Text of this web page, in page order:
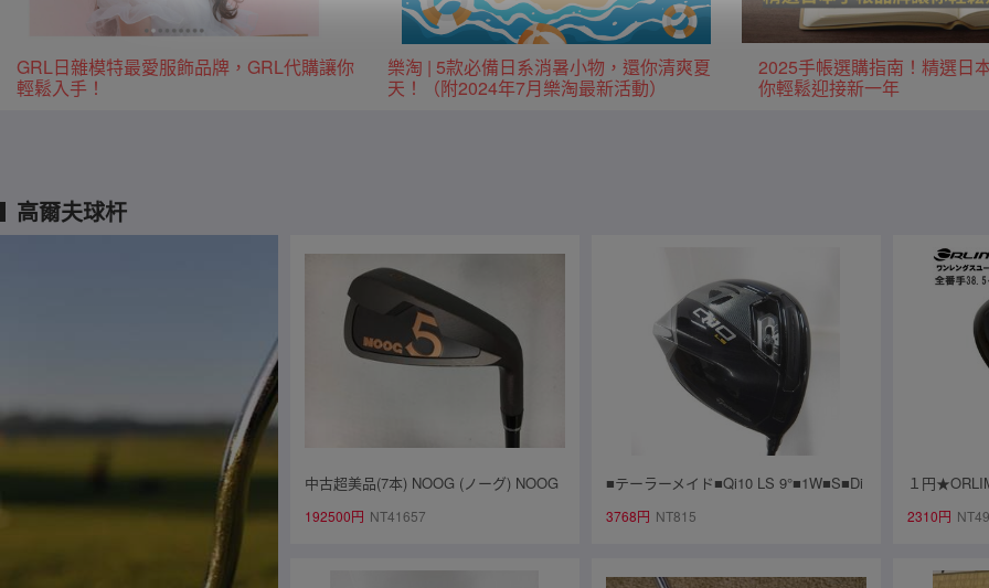
GRL日雜模特最愛服飾品牌，GRL代購讓你
輕鬆入手！
樂淘 | 5款必備日系消暑小物，還你清爽夏
天！（附2024年7月樂淘最新活動）
2025手帳選購指南！精選日
你輕鬆迎接新一年
高爾夫球杆
中古超美品(7本) NOOG (ノーグ) NOOG
(ノーグ) ワンレングス アイアン 4～9.P
192500円 NT41657
■テーラーメイド■Qi10 LS 9°■1W■S■Di
amana SILVER TM50(Qi10 DR)■中古■1
3768円 NT815
１円
ター
2310円